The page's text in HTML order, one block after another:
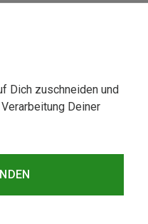
Dich zuschneiden und
Deiner